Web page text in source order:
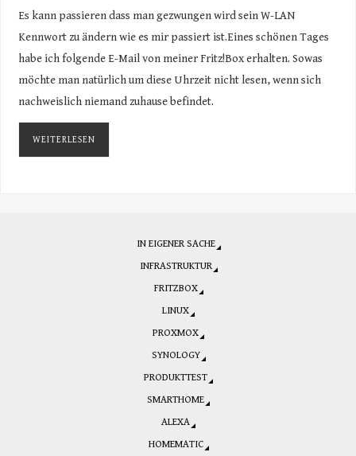
Es kann passieren dass man gezwungen wird sein W-LAN
Kennwort zu ändern wie es mir passiert ist.Eines schönen Tages
habe ich folgende E-Mail von meiner Fritz!Box erhalten. Sowas
möchte man natürlich um diese Uhrzeit nicht lesen, wenn sich
nachweislich niemand zuhause befindet.
WEITERLESEN
IN EIGENER SACHE
INFRASTRUKTUR
FRITZBOX
LINUX
PROXMOX
SYNOLOGY
PRODUKTTEST
SMARTHOME
ALEXA
HOMEMATIC